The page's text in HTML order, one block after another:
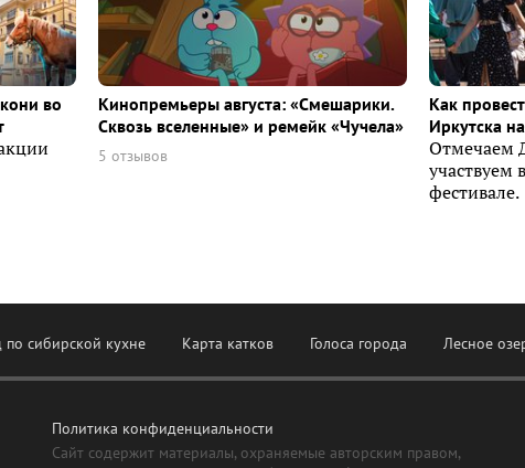
во
Кинопремьеры августа: «Смешарики.
Сквозь вселенные» и ремейк «Чучела»
5 отзывов
Как
Иркутска
Отмечаем
участвуем
фестивале.
по сибирской кухне Карта катков Голоса города Лесное
Политика конфиденциальности
Сайт содержит материалы, охраняемые авторским правом,